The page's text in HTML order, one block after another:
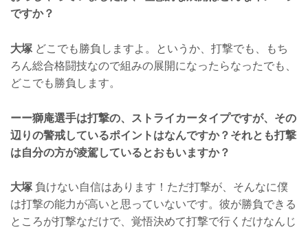
ですか？
大塚 どこでも勝負しますよ。というか、打撃でも、もち
ろん総合格闘技なので組みの展開になったらなったでも、
どこでも勝負します。
ーー獅庵選手は打撃の、ストライカータイプですが、その
辺りの警戒しているポイントはなんですか？それとも打撃
は自分の方が凌駕しているとおもいますか？
大塚 負けない自信はあります！ただ打撃が、そんなに僕
は打撃の能力が高いと思っていないです。彼が勝負できる
ところが打撃なだけで、覚悟決めて打撃で行くだけなんじ